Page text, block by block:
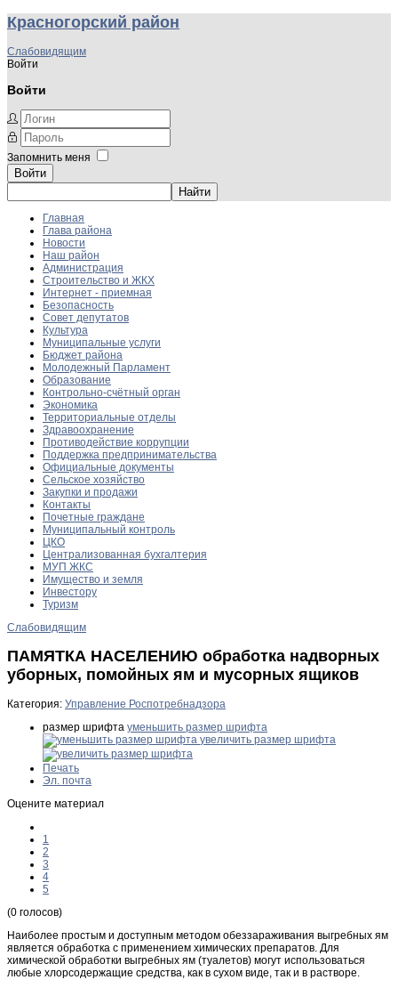
Красногорский район
Слабовидящим
Войти
Войти
Запомнить меня
Войти
Главная
Глава района
Новости
Наш район
Администрация
Строительство и ЖКХ
Интернет - приемная
Безопасность
Совет депутатов
Культура
Муниципальные услуги
Бюджет района
Молодежный Парламент
Образование
Контрольно-счётный орган
Экономика
Территориальные отделы
Здравоохранение
Противодействие коррупции
Поддержка предпринимательства
Официальные документы
Сельское хозяйство
Закупки и продажи
Контакты
Почетные граждане
Муниципальный контроль
ЦКО
Централизованная бухгалтерия
МУП ЖКС
Имущество и земля
Инвестору
Туризм
Слабовидящим
ПАМЯТКА НАСЕЛЕНИЮ обработка надворных
уборных, помойных ям и мусорных ящиков
Категория: Управление Роспотребнадзора
размер шрифта уменьшить размер шрифта
увеличить размер шрифта
Печать
Эл. почта
Оцените материал
1
2
3
4
5
(0 голосов)
Наиболее простым и доступным методом обеззараживания выгребных ям
является обработка с применением химических препаратов. Для
химической обработки выгребных ям (туалетов) могут использоваться
любые хлорсодержащие средства, как в сухом виде, так и в растворе.